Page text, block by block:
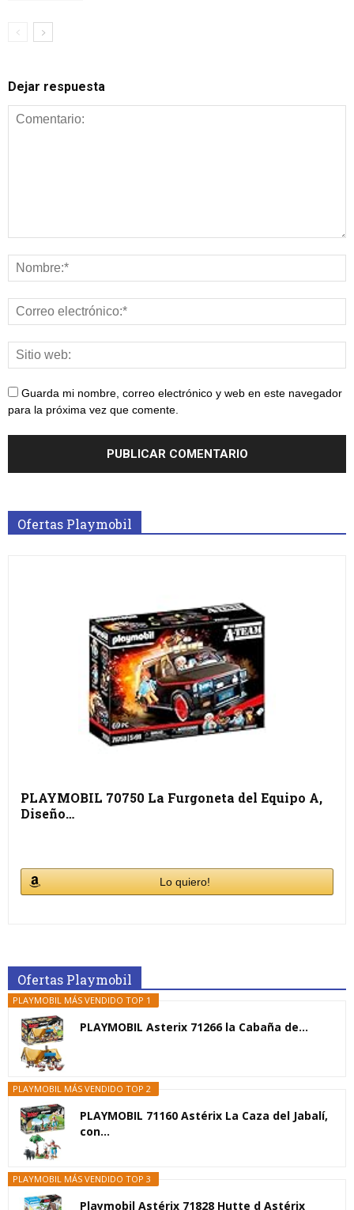
Dejar respuesta
Guarda mi nombre, correo electrónico y web en este navegador
para la próxima vez que comente.
Ofertas Playmobil
PLAYMOBIL 70750 La Furgoneta del Equipo A,
Diseño…
Lo quiero!
Ofertas Playmobil
PLAYMOBIL MÁS VENDIDO TOP 1
PLAYMOBIL Asterix 71266 la Cabaña de...
PLAYMOBIL MÁS VENDIDO TOP 2
PLAYMOBIL 71160 Astérix La Caza del Jabalí,
con...
PLAYMOBIL MÁS VENDIDO TOP 3
Playmobil Astérix 71828 Hutte d Astérix